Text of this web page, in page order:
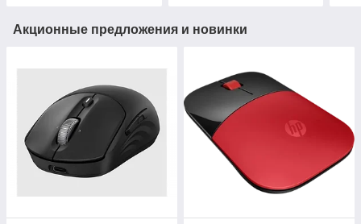
Акционные предложения и новинки